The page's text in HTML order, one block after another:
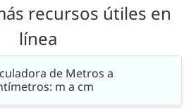
recursos útiles en
línea
de Metros a
m a cm